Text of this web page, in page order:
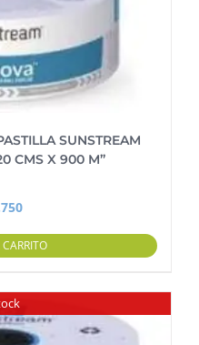
SUNSTREAM
CMS X 900 M”